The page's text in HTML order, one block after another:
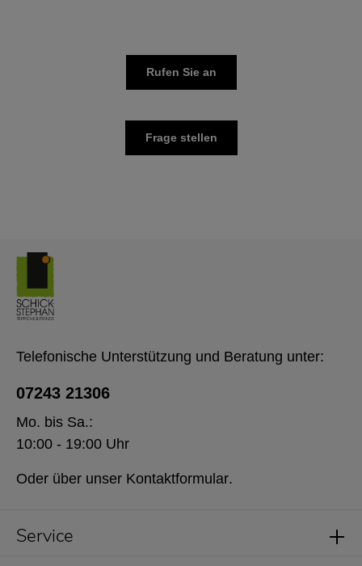
Rufen Sie an
Frage stellen
Service
Telefonische Unterstützung und Beratung unter:
07243 21306
Mo. bis Sa.:
10:00 - 19:00 Uhr
Oder über unser Kontaktformular.